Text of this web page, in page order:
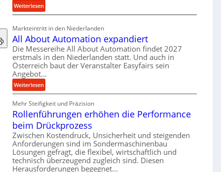
l
v
r
s
o
r
g
u
n
g
e
n
t
p
a
n
n
Weiterlesen:
M
c
h
i
n
e
n
a
u
-
B
e
s
t
Markteintritt in den Niederlanden
All About Automation expandiert
Die Messereihe All About Automation findet 2027
erstmals in den Niederlanden statt. Und auch in
Österreich baut der Veranstalter Easyfairs sein
Angebot…
Weiterlesen:
A
l
l
b
o
u
t
A
Mehr Steifigkeit und Präzision
Rollenführungen erhöhen die Performance
beim Drückprozess
Zwischen Kostendruck, Unsicherheit und steigenden
Anforderungen sind im Sondermaschinenbau
Lösungen gefragt, die flexibel, wirtschaftlich und
technisch überzeugend zugleich sind. Diesen
Herausforderungen begegnet…